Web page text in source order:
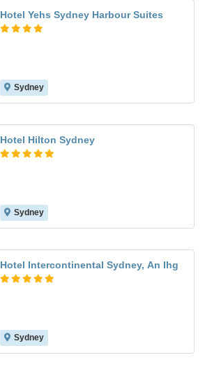
Hotel Yehs Sydney Harbour Suites
Sydney
Hotel Hilton Sydney
Sydney
Hotel Intercontinental Sydney, An Ihg
Sydney